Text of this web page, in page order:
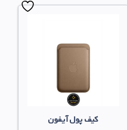
کیف پول آیفون